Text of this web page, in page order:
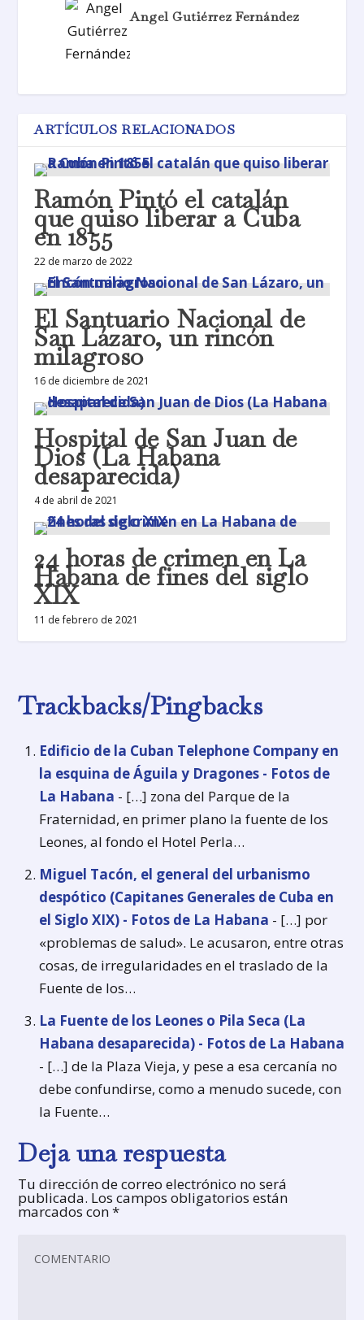
Angel Gutiérrez Fernández
ARTÍCULOS RELACIONADOS
Ramón Pintó el catalán
que quiso liberar a Cuba
en 1855
22 de marzo de 2022
El Santuario Nacional de
San Lázaro, un rincón
milagroso
16 de diciembre de 2021
Hospital de San Juan de
Dios (La Habana
desaparecida)
4 de abril de 2021
24 horas de crimen en La
Habana de fines del siglo
XIX
11 de febrero de 2021
Trackbacks/Pingbacks
Edificio de la Cuban Telephone Company en
la esquina de Águila y Dragones - Fotos de
La Habana - […] zona del Parque de la
Fraternidad, en primer plano la fuente de los
Leones, al fondo el Hotel Perla…
Miguel Tacón, el general del urbanismo
despótico (Capitanes Generales de Cuba en
el Siglo XIX) - Fotos de La Habana - […] por
«problemas de salud». Le acusaron, entre otras
cosas, de irregularidades en el traslado de la
Fuente de los…
La Fuente de los Leones o Pila Seca (La
Habana desaparecida) - Fotos de La Habana
- […] de la Plaza Vieja, y pese a esa cercanía no
debe confundirse, como a menudo sucede, con
la Fuente…
Deja una respuesta
Tu dirección de correo electrónico no será
publicada. Los campos obligatorios están
marcados con*